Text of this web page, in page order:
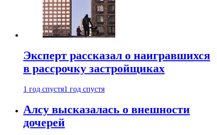
Эксперт рассказал о наигравшихся
в рассрочку застройщиках
1 год спустя1 год спустя
Алсу высказалась о внешности
дочерей